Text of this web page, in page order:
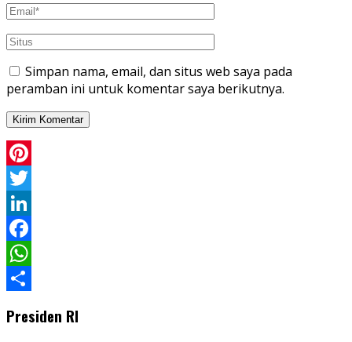
Simpan nama, email, dan situs web saya pada
peramban ini untuk komentar saya berikutnya.
Pinterest
Twitter
LinkedIn
Facebook
WhatsApp
Presiden RI